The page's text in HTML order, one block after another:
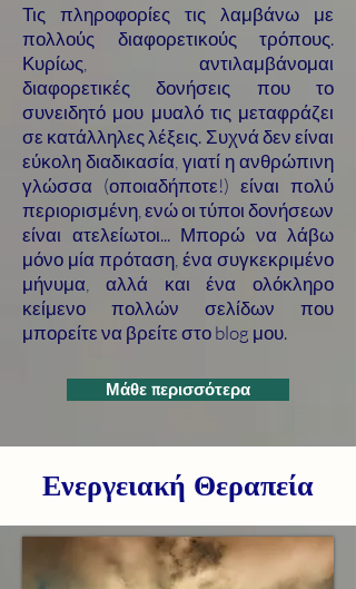
Τις πληροφορίες τις λαμβάνω με
πολλούς διαφορετικούς τρόπους.
Κυρίως, αντιλαμβάνομαι
διαφορετικές δονήσεις που το
συνειδητό μου μυαλό τις μεταφράζει
σε κατάλληλες λέξεις. Συχνά δεν είναι
εύκολη διαδικασία, γιατί η ανθρώπινη
γλώσσα (οποιαδήποτε!) είναι πολύ
περιορισμένη, ενώ οι τύποι δονήσεων
είναι ατελείωτοι... Μπορώ να λάβω
μόνο μία πρόταση, ένα συγκεκριμένο
μήνυμα, αλλά και ένα ολόκληρο
κείμενο πολλών σελίδων που
μπορείτε να βρείτε στο blog μου.​
Μάθε περισσότερα
Ενεργειακή Θεραπεία